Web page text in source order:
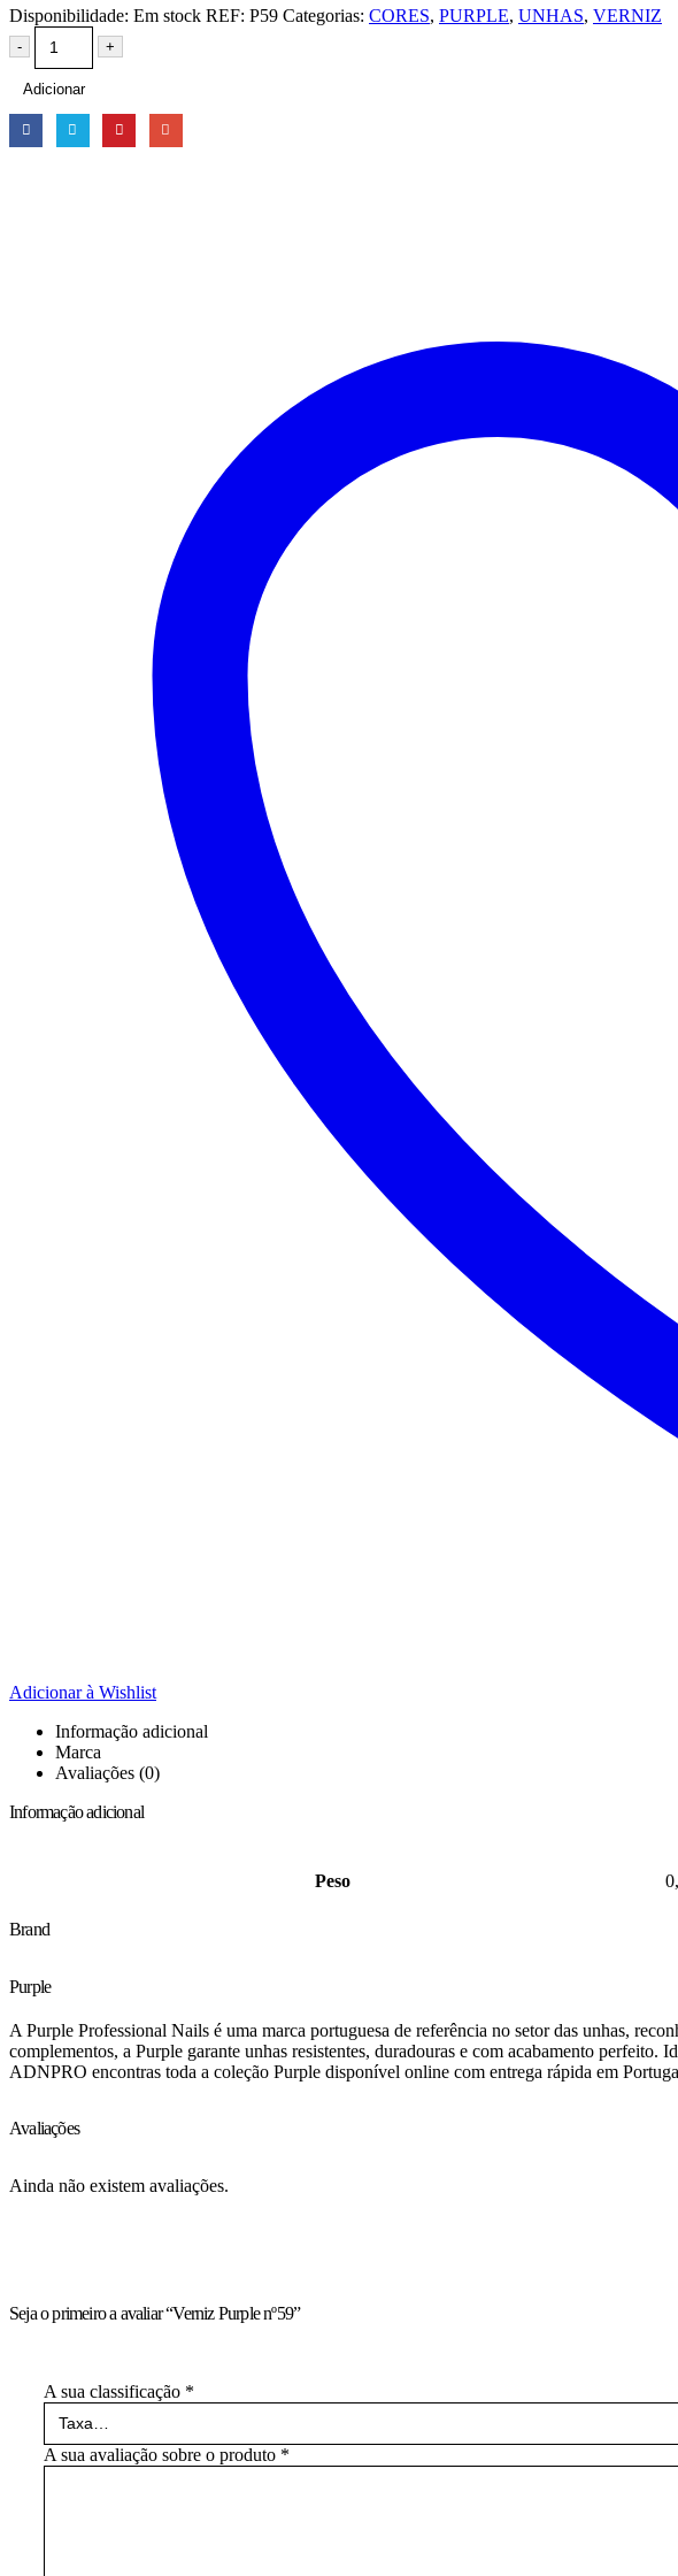
Disponibilidade: Em stock REF: P59 Categorias: CORES, PURPLE, UNHAS, VERNIZ
- +
Adicionar
Adicionar à Wishlist
Informação adicional
Marca
Avaliações (0)
Informação adicional
Peso
Brand
Purple
A Purple Professional Nails é uma marca portuguesa de referência no setor das unhas,
complementos, a Purple garante unhas resistentes, duradouras e com acabamento perfeito.
ADNPRO encontras toda a coleção Purple disponível online com entrega rápida em
Avaliações
Ainda não existem avaliações.
Seja o primeiro a avaliar “Verniz Purple nº59”
A sua classificação *
A sua avaliação sobre o produto *